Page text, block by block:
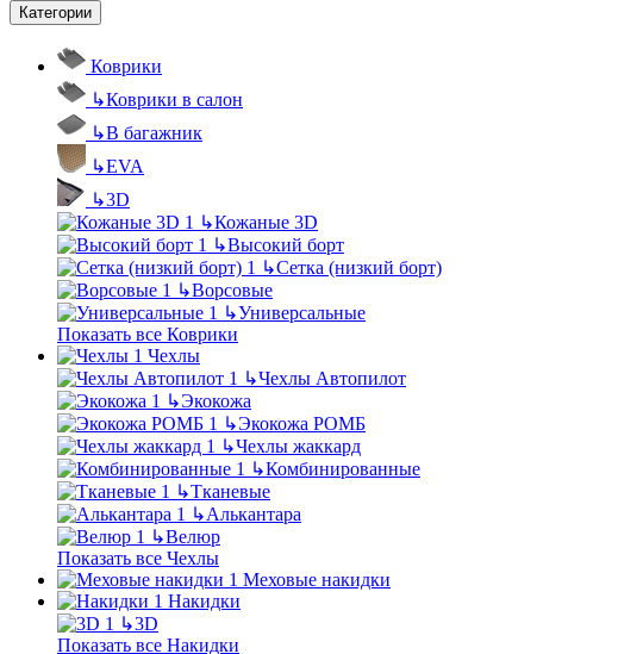
Категории
Коврики
↳Коврики в салон
↳В багажник
↳EVA
↳3D
↳Кожаные 3D
↳Высокий борт
↳Сетка (низкий борт)
↳Ворсовые
↳Универсальные
Показать все Коврики
Чехлы
↳Чехлы Автопилот
↳Экокожа
↳Экокожа РОМБ
↳Чехлы жаккард
↳Комбинированные
↳Тканевые
↳Алькантара
↳Велюр
Показать все Чехлы
Меховые накидки
Накидки
↳3D
Показать все Накидки